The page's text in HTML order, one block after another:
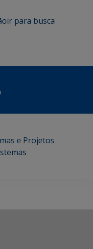
ir para busca
e Projetos